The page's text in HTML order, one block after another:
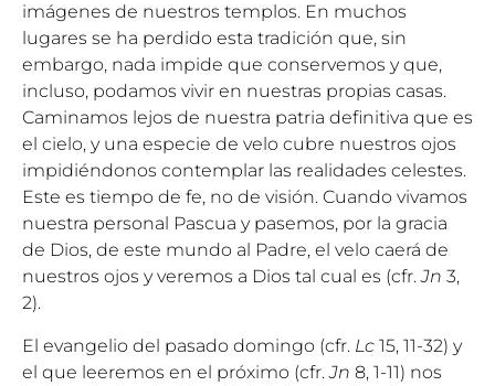
imágenes de nuestros templos. En muchos
lugares se ha perdido esta tradición que, sin
embargo, nada impide que conservemos y que,
incluso, podamos vivir en nuestras propias casas.
Caminamos lejos de nuestra patria definitiva que es
el cielo, y una especie de velo cubre nuestros ojos
impidiéndonos contemplar las realidades celestes.
Este es tiempo de fe, no de visión. Cuando vivamos
nuestra personal Pascua y pasemos, por la gracia
de Dios, de este mundo al Padre, el velo caerá de
nuestros ojos y veremos a Dios tal cual es (cfr.Jn 3,
2).
El evangelio del pasado domingo (cfr. Lc 15, 11-32) y
el que leeremos en el próximo (cfr.Jn 8, 1-11) nos